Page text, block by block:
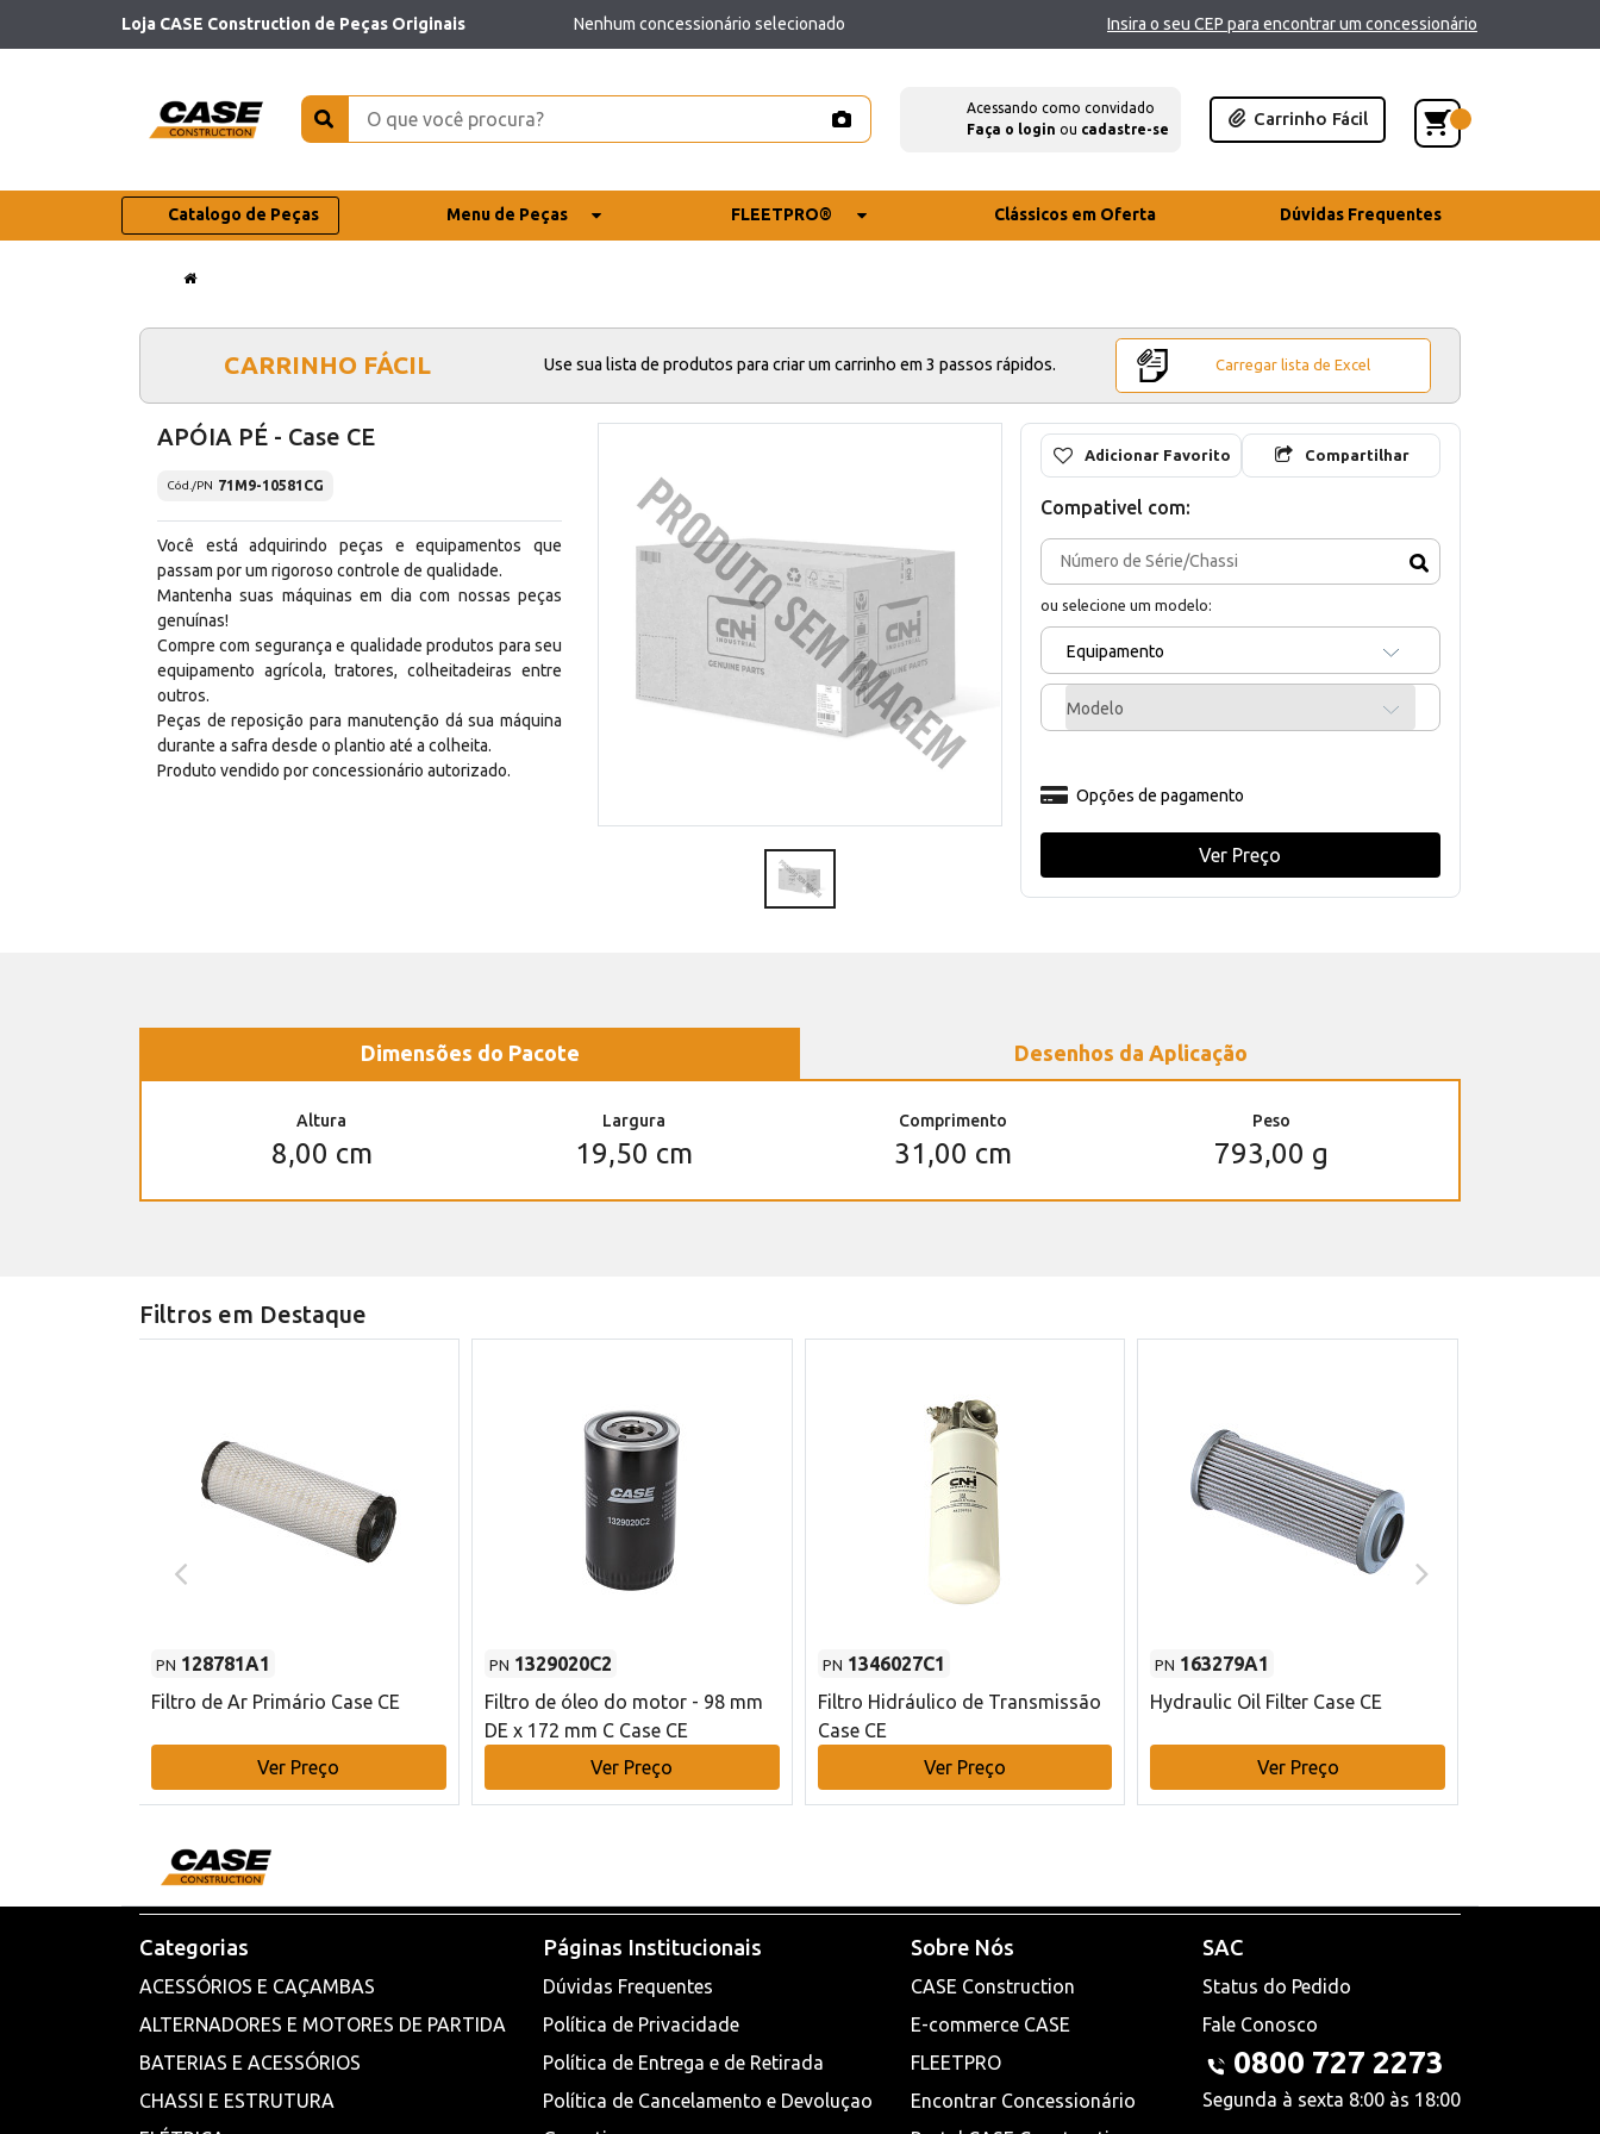
Loja CASE Construction de Peças Originais Nenhum concessionário selecionado Insira o seu CEP para encontrar um concessionário
Acessando como convidado
Faça o login ou cadastre-se
Carrinho Fácil
Catalogo de Peças Menu de Peças FLEETPRO® Clássicos em Oferta Dúvidas Frequentes
CARRINHO FÁCIL Use sua lista de produtos para criar um carrinho em 3 passos rápidos. Carregar lista de Excel
APÓIA PÉ - Case CE
Cód./PN 71M9-10581CG
Você está adquirindo peças e equipamentos que
passam por um rigoroso controle de qualidade.
Mantenha suas máquinas em dia com nossas peças
genuínas!
Compre com segurança e qualidade produtos para seu
equipamento agrícola, tratores, colheitadeiras entre
outros.
Peças de reposição para manutenção dá sua máquina
durante a safra desde o plantio até a colheita.
Produto vendido por concessionário autorizado.
Adicionar Favorito Compartilhar
Compativel com:
ou selecione um modelo:
Equipamento
Modelo
Opções de pagamento
Ver Preço
Dimensões do Pacote Desenhos da Aplicação
Altura
8,00 cm
Largura
19,50 cm
Comprimento
31,00 cm
Peso
793,00 g
Filtros em Destaque
PN 128781A1
Filtro de Ar Primário Case CE
Ver Preço
PN 1329020C2
Filtro de óleo do motor - 98 mm
DE x 172 mm C Case CE
Ver Preço
PN 1346027C1
Filtro Hidráulico de Transmissão
Case CE
Ver Preço
PN 163279A1
Hydraulic Oil Filter Case CE
Ver Preço
Categorias
ACESSÓRIOS E CAÇAMBAS
ALTERNADORES E MOTORES DE PARTIDA
BATERIAS E ACESSÓRIOS
CHASSI E ESTRUTURA
Páginas Institucionais
Dúvidas Frequentes
Política de Privacidade
Política de Entrega e de Retirada
Política de Cancelamento e Devoluçao
Sobre Nós
CASE Construction
E-commerce CASE
FLEETPRO
Encontrar Concessionário
SAC
Status do Pedido
Fale Conosco
0800 727 2273
Segunda à sexta 8:00 às 18:00